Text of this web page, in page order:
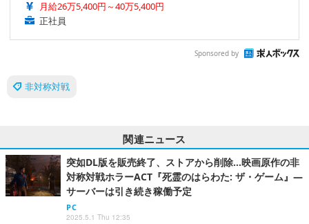
月給26万5,400円～40万5,400円
正社員
Sponsored by
非対称対戦
関連ニュース
突如DL版を販売終了、ストアから削除…映画原作の非
対称対戦ホラーACT『死霊のはらわた: ザ・ゲーム』―
サーバーは引き続き稼働予定
PC
2025.5.1 Thu 12:35